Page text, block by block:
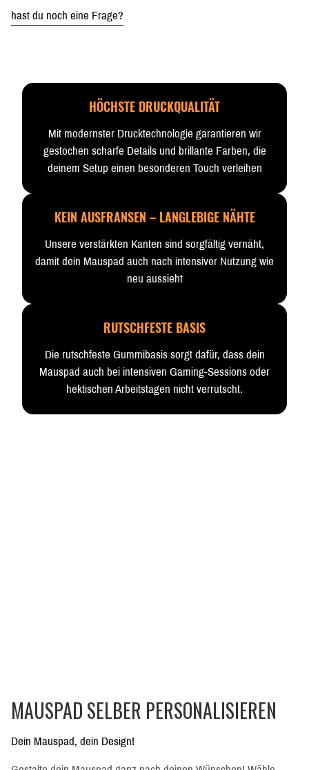
hast du noch eine Frage?
HÖCHSTE DRUCKQUALITÄT
Mit modernster Drucktechnologie garantieren wir
gestochen scharfe Details und brillante Farben, die
deinem Setup einen besonderen Touch verleihen
KEIN AUSFRANSEN – LANGLEBIGE NÄHTE
Unsere verstärkten Kanten sind sorgfältig vernäht,
damit dein Mauspad auch nach intensiver Nutzung wie
neu aussieht
RUTSCHFESTE BASIS
Die rutschfeste Gummibasis sorgt dafür, dass dein
Mauspad auch bei intensiven Gaming-Sessions oder
hektischen Arbeitstagen nicht verrutscht.
MAUSPAD SELBER PERSONALISIEREN
Dein Mauspad, dein Design!